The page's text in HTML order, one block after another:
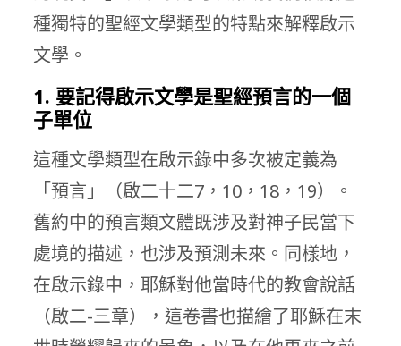
種獨特的聖經文學類型的特點來解釋啟示
文學。
1. 要記得啟示文學是聖經預言的一個
子單位
這種文學類型在啟示錄中多次被定義為
「預言」（啟二十二7，10，18，19）。
舊約中的預言類文體既涉及對神子民當下
處境的描述，也涉及預測未來。同樣地，
在啟示錄中，耶穌對他當時代的教會說話
（啟二-三章），這卷書也描繪了耶穌在末